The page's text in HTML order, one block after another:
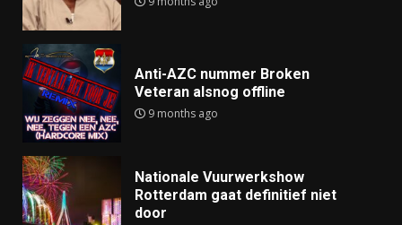
Anti-AZC nummer Broken
Veteran alsnog offline
9 months ago
Nationale Vuurwerkshow
Rotterdam gaat definitief niet
door